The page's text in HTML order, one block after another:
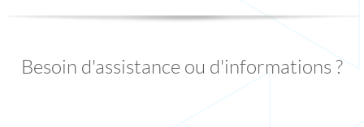
Besoin d'assistance ou d'informations ?